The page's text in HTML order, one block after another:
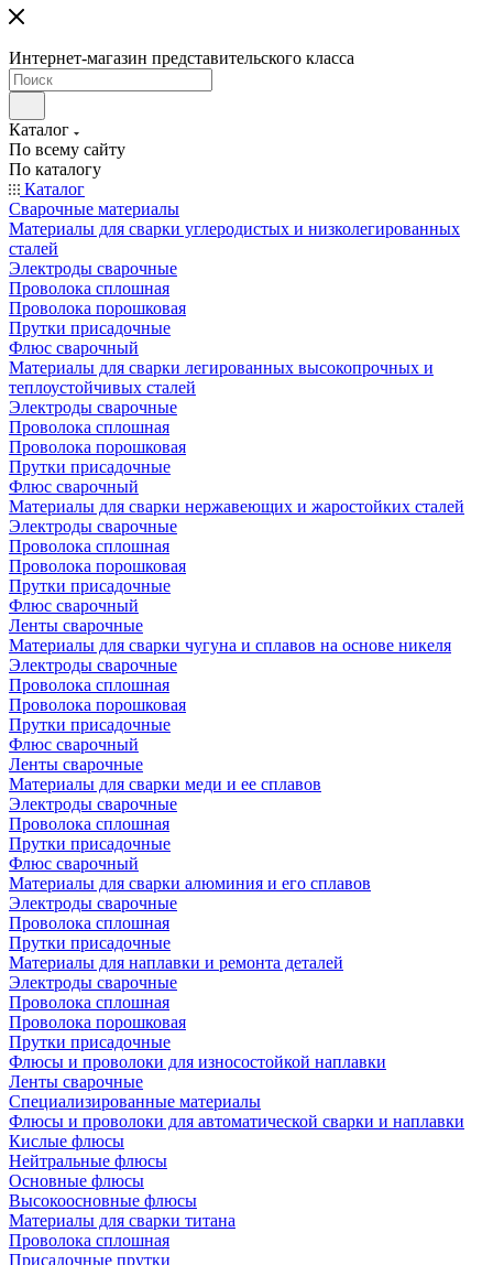
Интернет-магазин представительского класса
Каталог
По всему сайту
По каталогу
Каталог
Сварочные материалы
Материалы для сварки углеродистых и низколегированных
сталей
Электроды сварочные
Проволока сплошная
Проволока порошковая
Прутки присадочные
Флюс сварочный
Материалы для сварки легированных высокопрочных и
теплоустойчивых сталей
Электроды сварочные
Проволока сплошная
Проволока порошковая
Прутки присадочные
Флюс сварочный
Материалы для сварки нержавеющих и жаростойких сталей
Электроды сварочные
Проволока сплошная
Проволока порошковая
Прутки присадочные
Флюс сварочный
Ленты сварочные
Материалы для сварки чугуна и сплавов на основе никеля
Электроды сварочные
Проволока сплошная
Проволока порошковая
Прутки присадочные
Флюс сварочный
Ленты сварочные
Материалы для сварки меди и ее сплавов
Электроды сварочные
Проволока сплошная
Прутки присадочные
Флюс сварочный
Материалы для сварки алюминия и его сплавов
Электроды сварочные
Проволока сплошная
Прутки присадочные
Материалы для наплавки и ремонта деталей
Электроды сварочные
Проволока сплошная
Проволока порошковая
Прутки присадочные
Флюсы и проволоки для износостойкой наплавки
Ленты сварочные
Специализированные материалы
Флюсы и проволоки для автоматической сварки и наплавки
Кислые флюсы
Нейтральные флюсы
Основные флюсы
Высокоосновные флюсы
Материалы для сварки титана
Проволока сплошная
Присадочные прутки